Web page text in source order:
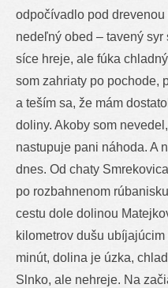
odpočívadlo pod
nedeľný obed – tavený
síce hreje, ale fúka
som zahriaty po pochode,
a teším sa, že mám
doliny. Akoby som
nastupuje pani náhoda. A
dnes. Od chaty
po rozbahnenom
cestu dole dolinou
kilometrov dušu
minút, dolina je úzka,
Slnko, ale nehreje. Na